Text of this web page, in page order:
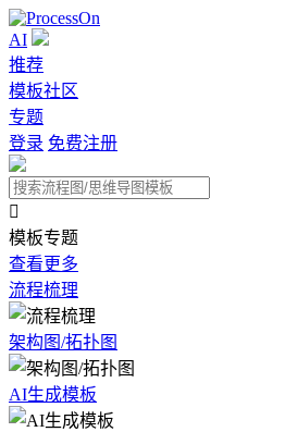
AI
推荐
模板社区
专题
登录 免费注册

模板专题
查看更多
流程梳理
架构图/拓扑图
AI生成模板